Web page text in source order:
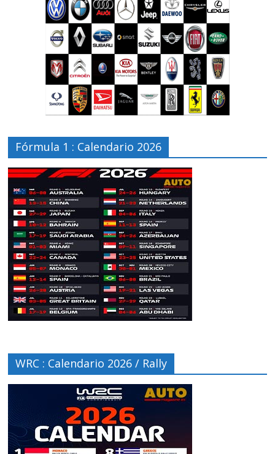
Fórmula 1 : Calendario 2026
WRC : Calendario 2026 / Rally